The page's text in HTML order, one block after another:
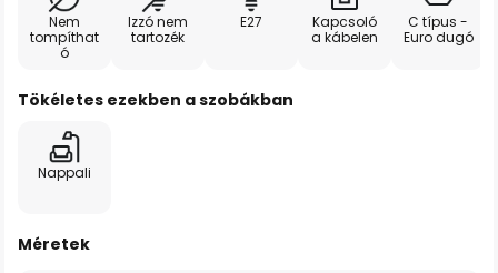
Nem
tompíthat
ó
Izzó nem
tartozék
E27
Kapcsoló
a kábelen
C típus -
Euro dugó
Tökéletes ezekben a szobákban
Nappali
Méretek